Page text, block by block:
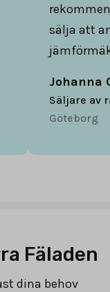
sälja att
Johanna
Säljare av
Göteborg
Fäladen
dina behov